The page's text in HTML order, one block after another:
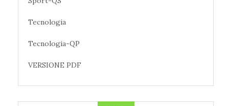
Tecnologia
Tecnologia-QP
VERSIONE PDF